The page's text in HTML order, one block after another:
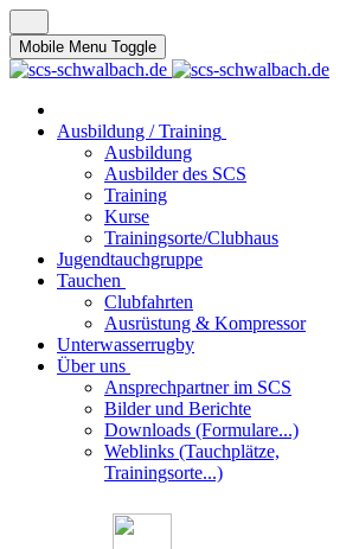
Mobile Menu Toggle
Ausbildung / Training
Ausbildung
Ausbilder des SCS
Training
Kurse
Trainingsorte/Clubhaus
Jugendtauchgruppe
Tauchen
Clubfahrten
Ausrüstung & Kompressor
Unterwasserrugby
Über uns
Ansprechpartner im SCS
Bilder und Berichte
Downloads (Formulare...)
Weblinks (Tauchplätze,
Trainingsorte...)